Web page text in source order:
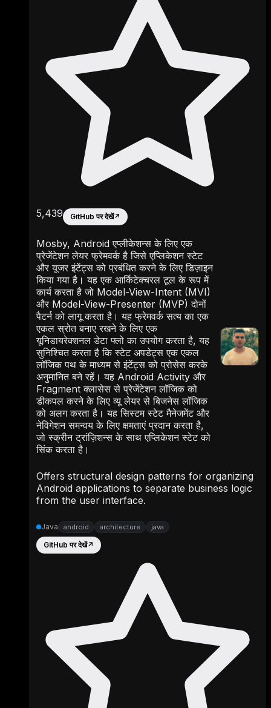
5,439 GitHub पर देखें↗
Mosby, Android एप्लीकेशन्स के लिए एक
प्रेजेंटेशन लेयर फ्रेमवर्क है जिसे एप्लिकेशन स्टेट
और यूजर इंटेंट्स को प्रबंधित करने के लिए डिज़ाइन
किया गया है। यह एक आर्किटेक्चरल टूल के रूप में
कार्य करता है जो Model-View-Intent (MVI)
और Model-View-Presenter (MVP) दोनों
पैटर्न को लागू करता है। यह फ्रेमवर्क सत्य का एक
एकल स्रोत बनाए रखने के लिए एक
यूनिडायरेक्शनल डेटा फ्लो का उपयोग करता है, यह
सुनिश्चित करता है कि स्टेट अपडेट्स एक एकल
लॉजिक पथ के माध्यम से इंटेंट्स को प्रोसेस करके
अनुमानित बने रहें। यह Android Activity और
Fragment क्लासेस से प्रेजेंटेशन लॉजिक को
डीकपल करने के लिए व्यू लेयर से बिजनेस लॉजिक
को अलग करता है। यह सिस्टम स्टेट मैनेजमेंट और
नेविगेशन समन्वय के लिए क्षमताएं प्रदान करता है,
जो स्क्रीन ट्रांज़िशन्स के साथ एप्लिकेशन स्टेट को
सिंक करता है।
Offers structural design patterns for organizing
Android applications to separate business logic
from the user interface.
Java android architecture java
GitHub पर देखें↗